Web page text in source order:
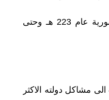
اما المرحلة الثانية فبدأت بخروج المعتصم لفتح مدينة عمورية عام 223 هـ وحتى
مشاكل دولته الاكثر